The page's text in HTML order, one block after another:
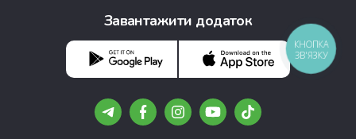
Завантажити додаток
КНОПКА
ЗВ'ЯЗКУ